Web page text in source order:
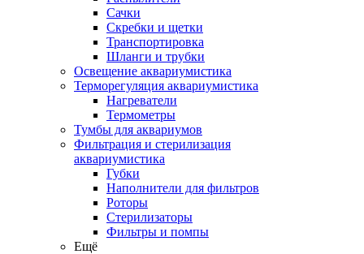
Сачки
Скребки и щетки
Транспортировка
Шланги и трубки
Освещение аквариумистика
Терморегуляция аквариумистика
Нагреватели
Термометры
Тумбы для аквариумов
Фильтрация и стерилизация
аквариумистика
Губки
Наполнители для фильтров
Роторы
Стерилизаторы
Фильтры и помпы
Ещё